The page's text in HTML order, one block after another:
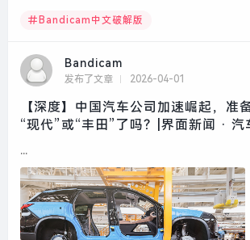
Bandicam中文破解版
Bandicam
发布了文章 2026-04-01
【深度】中国汽车公司加速崛起，准
“现代”或“丰田”了吗？|界面新闻 · 汽
...